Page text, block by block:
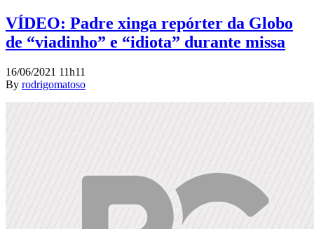
VÍDEO: Padre xinga repórter da Globo
de “viadinho” e “idiota” durante missa
16/06/2021 11h11
By rodrigomatoso